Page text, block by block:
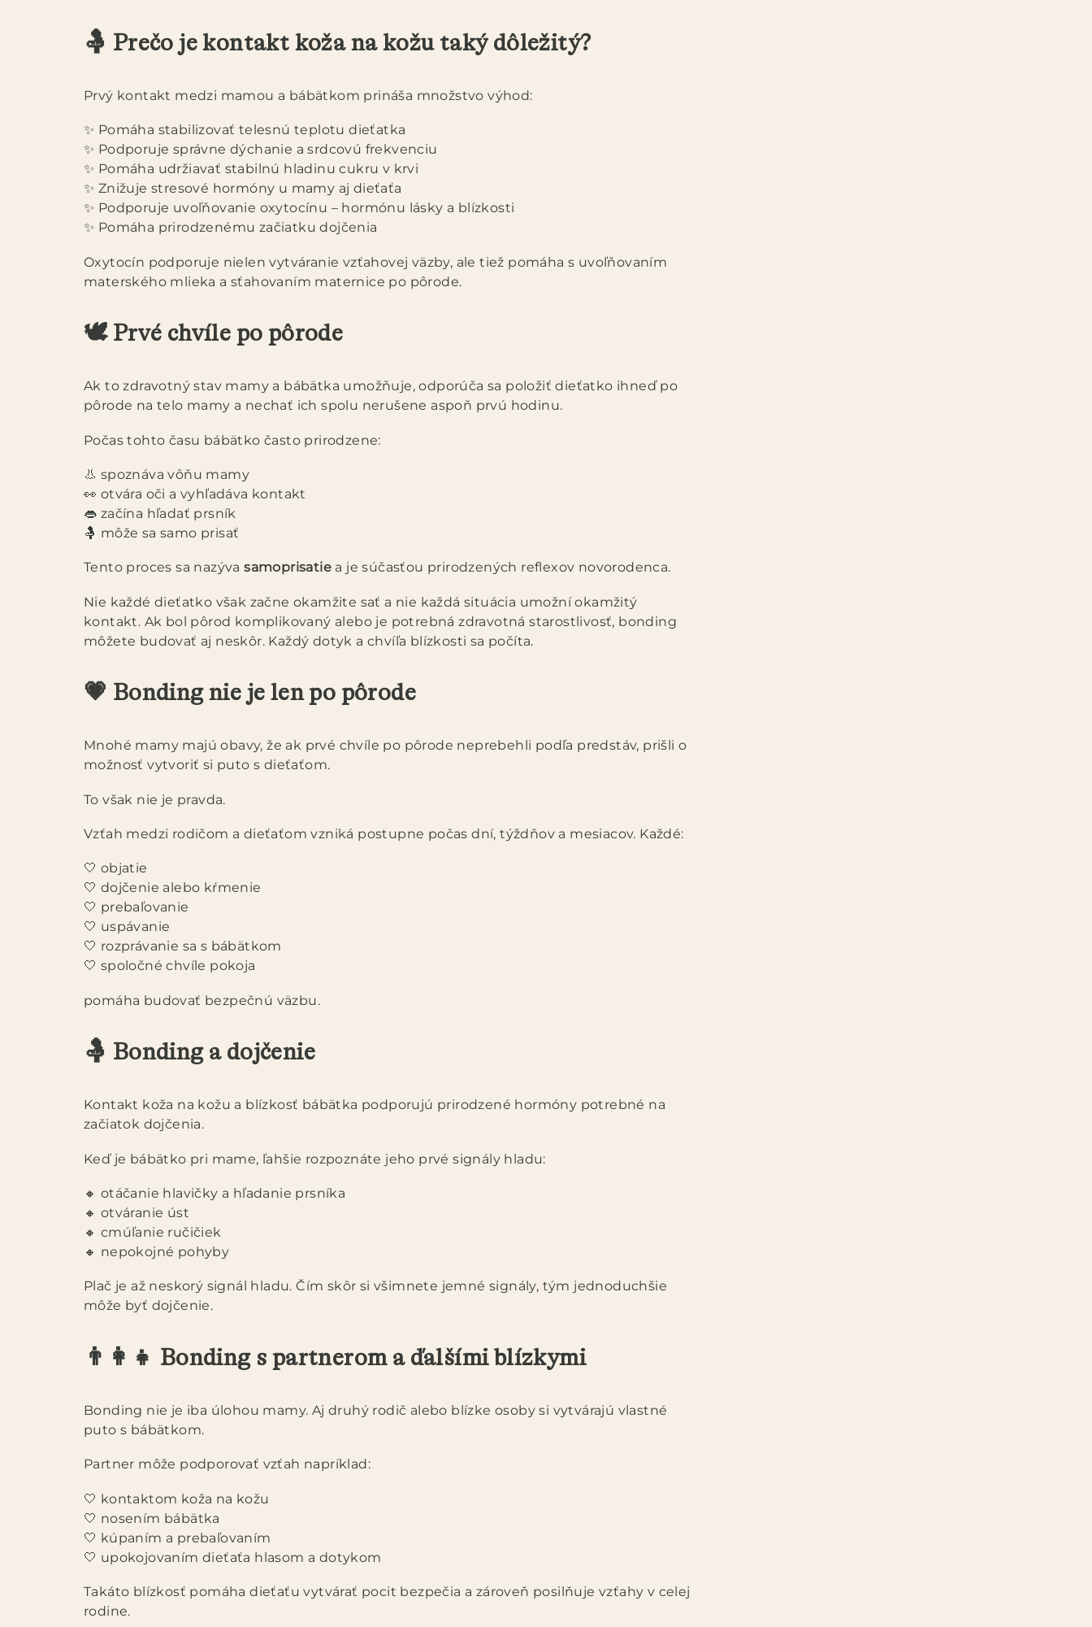
🤱 Prečo je kontakt koža na kožu taký dôležitý?
Prvý kontakt medzi mamou a bábätkom prináša množstvo výhod:
✨ Pomáha stabilizovať telesnú teplotu dieťatka
✨ Podporuje správne dýchanie a srdcovú frekvenciu
✨ Pomáha udržiavať stabilnú hladinu cukru v krvi
✨ Znižuje stresové hormóny u mamy aj dieťaťa
✨ Podporuje uvoľňovanie oxytocínu – hormónu lásky a blízkosti
✨ Pomáha prirodzenému začiatku dojčenia
Oxytocín podporuje nielen vytváranie vzťahovej väzby, ale tiež pomáha s uvoľňovaním
materského mlieka a sťahovaním maternice po pôrode.
🕊️ Prvé chvíle po pôrode
Ak to zdravotný stav mamy a bábätka umožňuje, odporúča sa položiť dieťatko ihneď po
pôrode na telo mamy a nechať ich spolu nerušene aspoň prvú hodinu.
Počas tohto času bábätko často prirodzene:
👃 spoznáva vôňu mamy
👀 otvára oči a vyhľadáva kontakt
👄 začína hľadať prsník
🤱 môže sa samo prisať
Tento proces sa nazývasamoprisatie a je súčasťou prirodzených reflexov novorodenca.
Nie každé dieťatko však začne okamžite sať a nie každá situácia umožní okamžitý
kontakt. Ak bol pôrod komplikovaný alebo je potrebná zdravotná starostlivosť, bonding
môžete budovať aj neskôr. Každý dotyk a chvíľa blízkosti sa počíta.
💗 Bonding nie je len po pôrode
Mnohé mamy majú obavy, že ak prvé chvíle po pôrode neprebehli podľa predstáv, prišli o
možnosť vytvoriť si puto s dieťaťom.
To však nie je pravda.
Vzťah medzi rodičom a dieťaťom vzniká postupne počas dní, týždňov a mesiacov. Každé:
🤍 objatie
🤍 dojčenie alebo kŕmenie
🤍 prebaľovanie
🤍 uspávanie
🤍 rozprávanie sa s bábätkom
🤍 spoločné chvíle pokoja
pomáha budovať bezpečnú väzbu.
🤱 Bonding a dojčenie
Kontakt koža na kožu a blízkosť bábätka podporujú prirodzené hormóny potrebné na
začiatok dojčenia.
Keď je bábätko pri mame, ľahšie rozpoznáte jeho prvé signály hladu:
🔸 otáčanie hlavičky a hľadanie prsníka
🔸 otváranie úst
🔸 cmúľanie ručičiek
🔸 nepokojné pohyby
Plač je až neskorý signál hladu. Čím skôr si všimnete jemné signály, tým jednoduchšie
môže byť dojčenie.
👨‍👩‍👧 Bonding s partnerom a ďalšími blízkymi
Bonding nie je iba úlohou mamy. Aj druhý rodič alebo blízke osoby si vytvárajú vlastné
puto s bábätkom.
Partner môže podporovať vzťah napríklad:
🤍 kontaktom koža na kožu
🤍 nosením bábätka
🤍 kúpaním a prebaľovaním
🤍 upokojovaním dieťaťa hlasom a dotykom
Takáto blízkosť pomáha dieťaťu vytvárať pocit bezpečia a zároveň posilňuje vzťahy v celej
rodine.